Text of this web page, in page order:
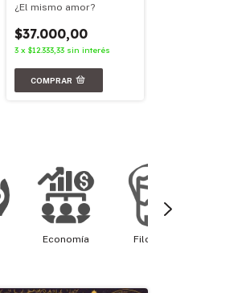
¿El mismo amor?
$37.000,00
3 x $12.333,33 sin interés
Economía Filosofía